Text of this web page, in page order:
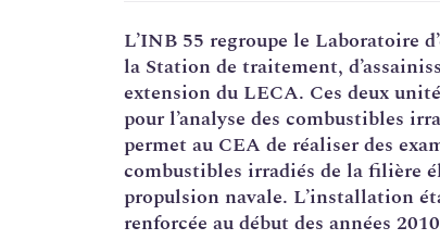
Corrosion sous contrainte
Évaluations complémentaires de
L’INB 55 regroupe le Laboratoire
la Station de traitement,
extension du LECA. Ces deux
pour l’analyse des combustibles
permet au CEA de réaliser des
combustibles irradiés de la filière
propulsion navale. L’installation
renforcée au début des années